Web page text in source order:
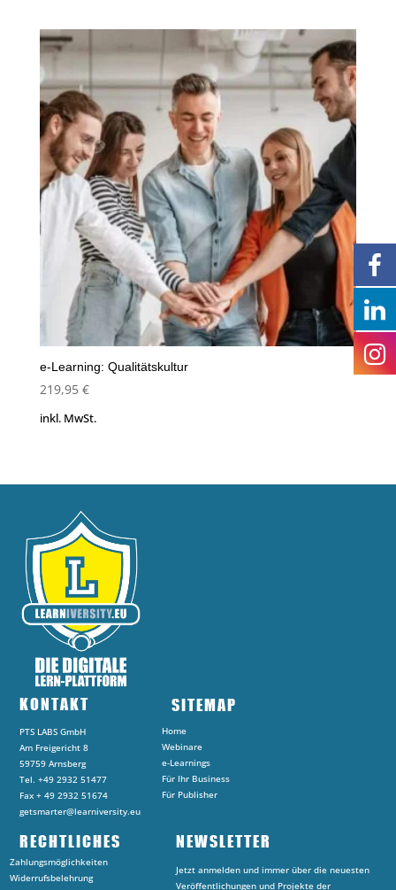
e-Learning: Qualitätskultur
219,95 €
inkl. MwSt.
KONTAKT
PTS LABS GmbH
Am Freigericht 8
59759 Arnsberg
Tel. +49 2932 51477
Fax + 49 2932 51674
getsmarter@learniversity.eu
SITEMAP
Home
Webinare
e-Learnings
Für Ihr Business
Für Publisher
RECHTLICHES
Zahlungsmöglichkeiten
Widerrufsbelehrung
NEWSLETTER
Jetzt anmelden und immer über die neuesten
Veröffentlichungen und Projekte der